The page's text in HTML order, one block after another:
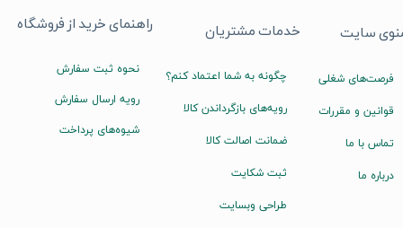
راهنمای خرید از فروشگاه
نحوه ثبت سفارش
رویه ارسال سفارش
شیوه‌های پرداخت
خدمات مشتریان
چگونه به شما اعتماد کنم؟
رویه‌های بازگرداندن کالا
ضمانت اصالت کالا
ثبت شکایت
طراحی وبسایت
سایت
فرصت‌های شغلی
قوانین و مقررات
تماس با ما
درباره ما